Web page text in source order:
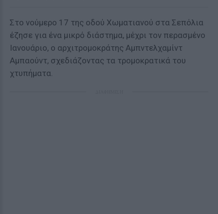
Στο νούμερο 17 της οδού Χωματιανού στα Σεπόλια
έζησε για ένα μικρό διάστημα, μέχρι τον περασμένο
Ιανουάριο, ο αρχιτρομοκράτης Αμπντελχαμίντ
Αμπαούντ, σχεδιάζοντας τα τρομοκρατικά του
χτυπήματα.